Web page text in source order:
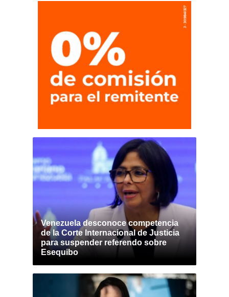
Venezuela desconoce competencia
de la Corte Internacional de Justicia
para suspender referendo sobre
Esequibo